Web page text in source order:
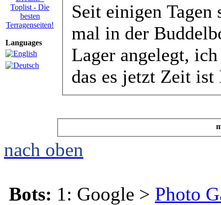
Languages
Seit einigen
mal in der
Lager angelegt,
das es jetzt Zeit ist
nach oben
Bots: 1: Google > Photo